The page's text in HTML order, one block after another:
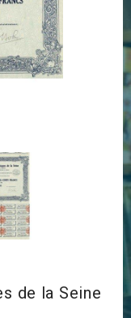
de la Seine